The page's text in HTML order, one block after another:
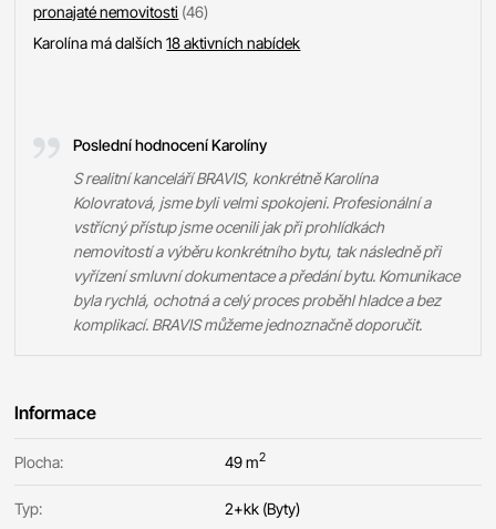
pronajaté nemovitosti (46)
Karolína má dalších18 aktivních nabídek
Poslední hodnocení Karolíny
S realitní kanceláří BRAVIS, konkrétně Karolína
Kolovratová, jsme byli velmi spokojeni. Profesionální a
vstřícný přístup jsme ocenili jak při prohlídkách
nemovitostí a výběru konkrétního bytu, tak následně při
vyřízení smluvní dokumentace a předání bytu. Komunikace
byla rychlá, ochotná a celý proces proběhl hladce a bez
komplikací. BRAVIS můžeme jednoznačně doporučit.
Informace
Plocha: 49 m2
Typ: 2+kk (Byty)